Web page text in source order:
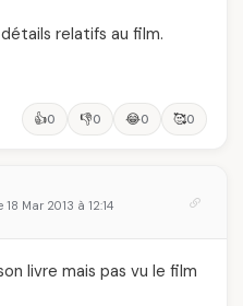
relatifs au film.
👍0 👎0 😂0 🥰0
18 Mar 2013 à 12:14
livre mais pas vu le film